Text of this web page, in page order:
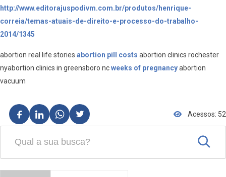
http://www.editorajuspodivm.com.br/produtos/henrique-
correia/temas-atuais-de-direito-e-processo-do-trabalho-
2014/1345
abortion real life stories abortion pill costs abortion clinics rochester
nyabortion clinics in greensboro ncweeks of pregnancyabortion
vacuum
Acessos: 52